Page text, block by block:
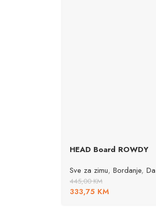
HEAD Board ROWDY
Sve za zimu, Bordanje,
445,00KM
333,75 KM